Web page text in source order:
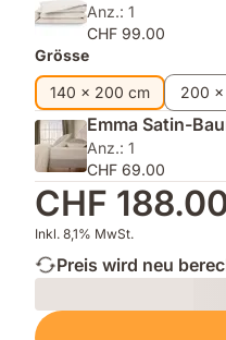
Anz.: 1
CHF 99.00
Grösse
140 x 200 cm
200
Emma Satin-
Anz.: 1
CHF 69.00
CHF
Inkl. 8,1% MwSt.
Preis wird neu
Loading